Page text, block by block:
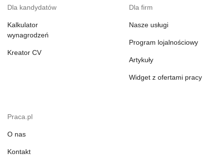
Dla kandydatów
Kalkulator
wynagrodzeń
Kreator CV
Dla firm
Nasze usługi
Program lojalnościowy
Artykuły
Widget z ofertami pracy
Praca.pl
O nas
Kontakt